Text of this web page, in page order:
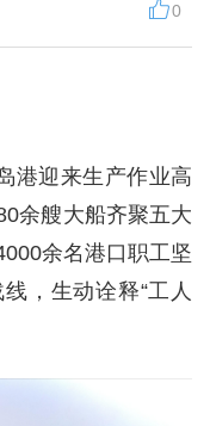
0
港迎来生产作业高
余艘大船齐聚五大
余名港口职工坚
，生动诠释“工人